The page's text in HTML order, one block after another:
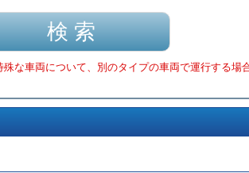
な車両について、別のタイプの車両で運行する場